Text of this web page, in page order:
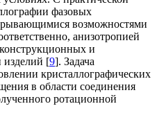
фазовых
возможностями
анизотропией
и
изделий [9]. Задача
кристаллографических
в области соединения
ротационной